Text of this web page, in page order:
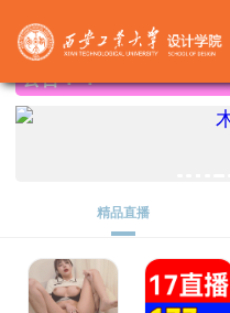
av导航